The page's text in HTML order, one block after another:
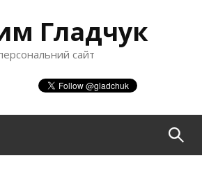
Гладчук
сайт
П